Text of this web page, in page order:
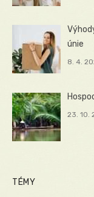
únie
8. 4.
23. 10.
TÉMY